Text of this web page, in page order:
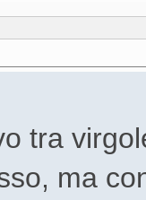
tra
ma